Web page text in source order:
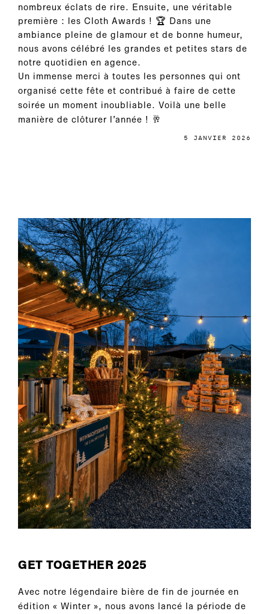
nombreux éclats de rire. Ensuite, une véritable
première : les Cloth Awards ! 🏆 Dans une
ambiance pleine de glamour et de bonne humeur,
nous avons célébré les grandes et petites stars de
notre quotidien en agence.
Un immense merci à toutes les personnes qui ont
organisé cette fête et contribué à faire de cette
soirée un moment inoubliable. Voilà une belle
manière de clôturer l’année ! 🥂
5 JANVIER 2026
GET TOGETHER 2025
Avec notre légendaire bière de fin de journée en
édition « Winter », nous avons lancé la période de